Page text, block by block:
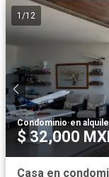
1 /12
Condominio·en
$ 32,000